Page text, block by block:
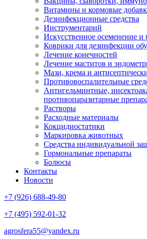
Витамины и кормовые
Дезинфекционные средства
Инструментарий
Искусственное осеменение и
Коврики для дезинфекции
Лечение конечностей
Лечение маститов и
Мази, крема и
Противовоспалительные
Антигельминтные,
противопаразитарные
Растворы
Расходные материалы
Кокцидиостатики
Маркировка животных
Средства индивидуальной
Гормональные препараты
Болюсы
Контакты
Новости
+7 (926) 688-49-80
+7 (495) 592-01-32
agrosfera55@yandex.ru